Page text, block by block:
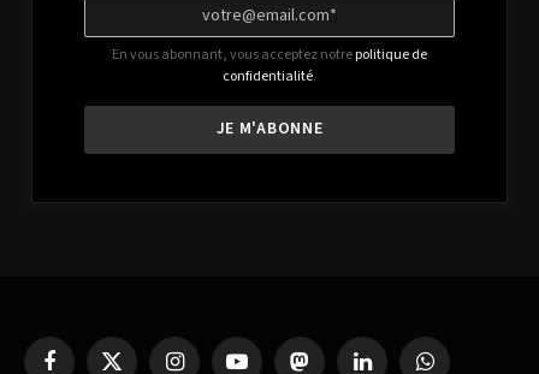
En vous abonnant, vous acceptez notrepolitique de
confidentialité.